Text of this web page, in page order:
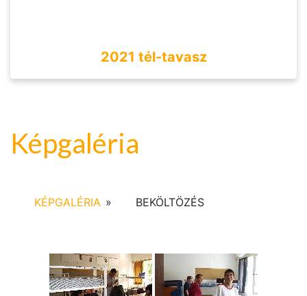
2021 tél-tavasz
Képgaléria
KÉPGALÉRIA » BEKÖLTÖZÉS